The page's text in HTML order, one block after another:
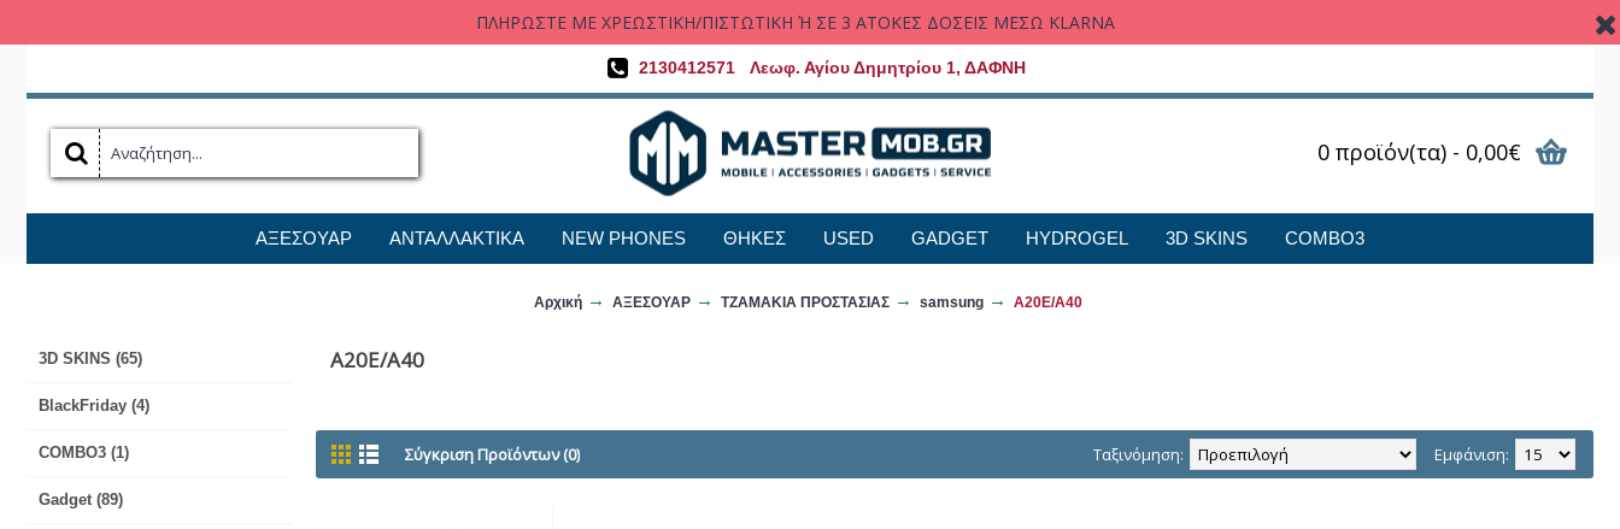
ΠΛΗΡΩΣΤΕ ΜΕ ΧΡΕΩΣΤΙΚΗ/ΠΙΣΤΩΤΙΚΗ Ή ΣΕ 3 ΑΤΟΚΕΣ ΔΟΣΕΙΣ ΜΕΣΩ KLARNA
2130412571 Λεωφ. Αγίου Δημητρίου 1, ΔΑΦΝΗ
0 προϊόν(τα) - 0,00€
ΑΞΕΣΟΥΑΡ ΑΝΤΑΛΛΑΚΤΙΚΑ NEW PHONES ΘΗΚΕΣ USED GADGET HYDROGEL 3D SKINS COMBO3
Αρχική ΑΞΕΣΟΥΑΡ ΤΖΑΜΑΚΙΑ ΠΡΟΣΤΑΣΙΑΣ samsung A20E/A40
3D SKINS (65)
BlackFriday (4)
COMBO3 (1)
Gadget (89)
A20E/A40
Σύγκριση Προϊόντων (0) Εμφάνιση:
Ταξινόμηση: